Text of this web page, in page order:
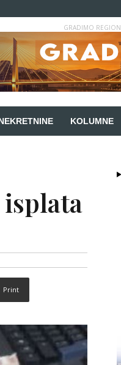
GRADIMO REGION
KOLUMNE
Print